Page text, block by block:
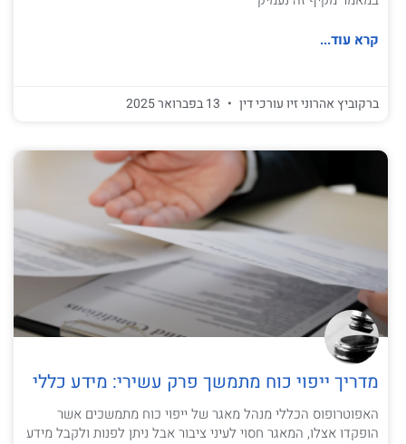
קרא עוד...
ברקוביץ אהרוני זיו עורכי דין
מדריך ייפוי כוח מתמשך פרק עשירי: מידע כללי
האפוטרופוס הכללי מנהל מאגר של ייפוי כוח מתמשכים אשר
הופקדו אצלו, המאגר חסוי לעיני ציבור אבל ניתן לפנות ולקבל מידע